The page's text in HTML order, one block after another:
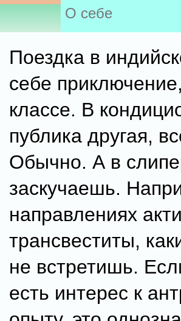
О себе
Поездка в
себе
классе. В
публика другая,
Обычно. А в
заскучаешь.
направлениях
трансвеститы,
не встретишь.
есть интерес к